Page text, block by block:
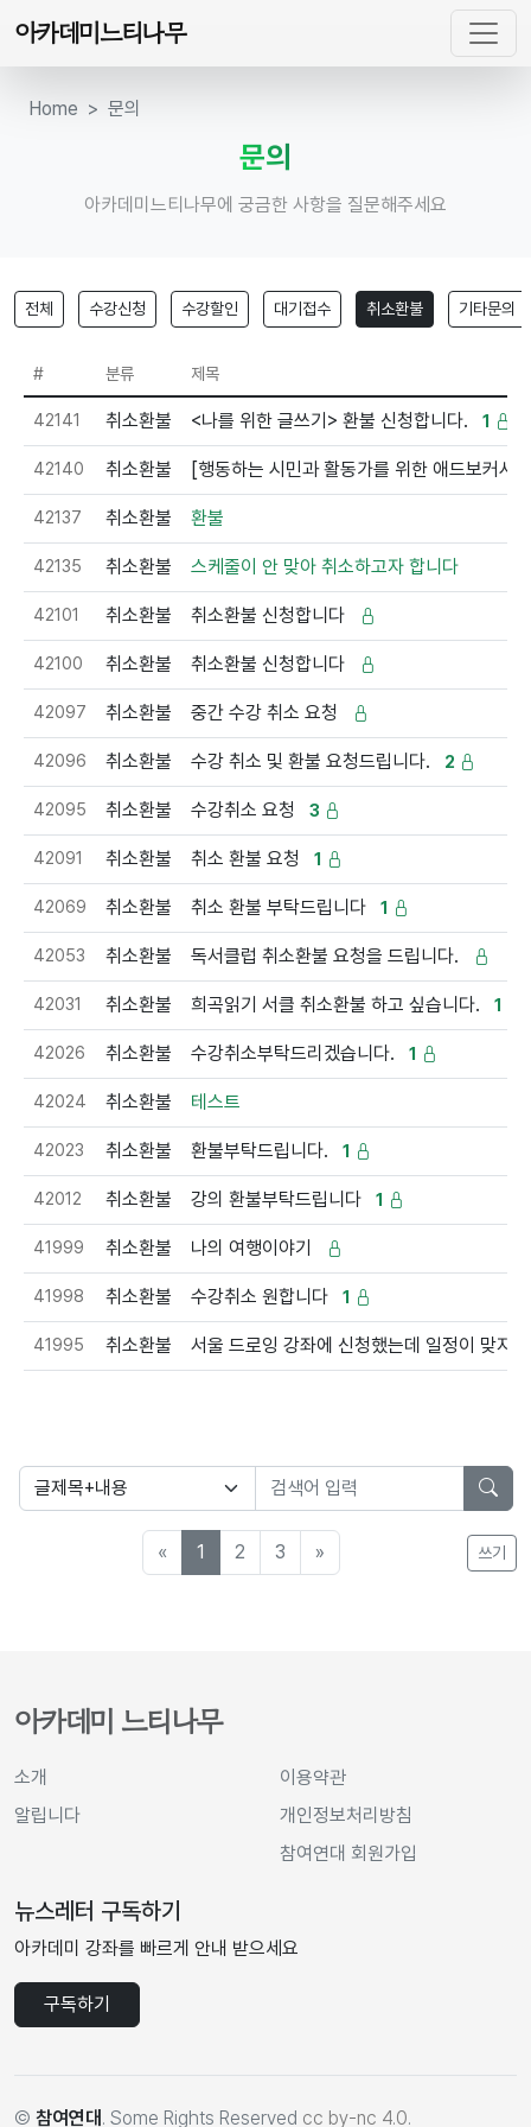
아카데미느티나무
Home 문의
문의
아카데미느티나무에 궁금한 사항을 질문해주세요
전체 수강신청 수강할인 대기접수 취소환불 기타문의
# 분류 제목
42141 취소환불 <나를 위한 글쓰기> 환불 신청합니다. 1
42140 취소환불 [행동하는 시민과 활동가를 위한 애드보커
42137 취소환불 환불
42135 취소환불 스케줄이 안 맞아 취소하고자 합니다
42101 취소환불 취소환불 신청합니다
42100 취소환불 취소환불 신청합니다
42097 취소환불 중간 수강 취소 요청
42096 취소환불 수강 취소 및 환불 요청드립니다. 2
42095 취소환불 수강취소 요청 3
42091 취소환불 취소 환불 요청 1
42069 취소환불 취소 환불 부탁드립니다 1
42053 취소환불 독서클럽 취소환불 요청을 드립니다.
42031 취소환불 희곡읽기 서클 취소환불 하고 싶습니다. 1
42026 취소환불 수강취소부탁드리겠습니다. 1
42024 취소환불 테스트
42023 취소환불 환불부탁드립니다. 1
42012 취소환불 강의 환불부탁드립니다 1
41999 취소환불 나의 여행이야기
41998 취소환불 수강취소 원합니다 1
41995 취소환불 서울 드로잉 강좌에 신청했는데 일정이 맞지
« 1 2 3 » 쓰기
아카데미 느티나무
소개
알립니다
이용약관
개인정보처리방침
참여연대 회원가입
뉴스레터 구독하기
아카데미 강좌를 빠르게 안내 받으세요
구독하기
© 참여연대 . Some Rights Reserved cc by-nc 4.0.